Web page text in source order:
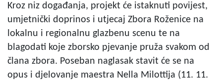
Kroz niz događanja, projekt će istaknuti povijest,
umjetnički doprinos i utjecaj Zbora Roženice na
lokalnu i regionalnu glazbenu scenu te na
blagodati koje zborsko pjevanje pruža svakom od
člana zbora. Poseban naglasak stavit će se na
opus i djelovanje maestra Nella Milottija (11. 11.